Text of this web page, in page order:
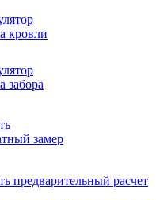
кровли
забора
замер
предварительный расчет